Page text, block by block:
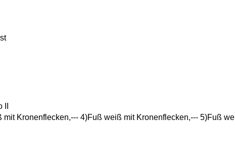
Kronenflecken,--- 4)Fuß weiß mit Kronenflecken,--- 5)Fuß we